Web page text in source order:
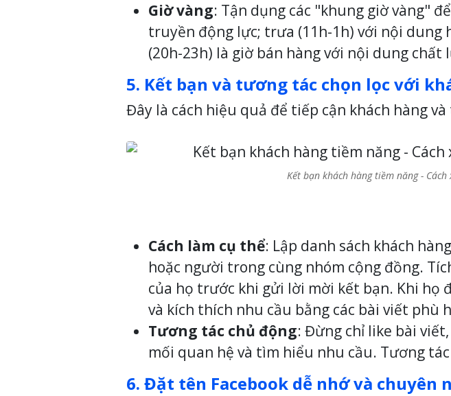
Giờ vàng: Tận dụng các "khung giờ vàng"
truyền động lực; trưa (11h-1h) với nội dung
(20h-23h) là giờ bán hàng với nội dung chất
5. Kết bạn và tương tác chọn lọc với
Đây là cách hiệu quả để tiếp cận khách hàng
Kết bạn khách hàng tiềm năng -
Cách làm cụ thể: Lập danh sách khách
hoặc người trong cùng nhóm cộng đồng.
của họ trước khi gửi lời mời kết bạn. Khi họ
và kích thích nhu cầu bằng các bài viết phù
Tương tác chủ động: Đừng chỉ like bài
mối quan hệ và tìm hiểu nhu cầu. Tương
6. Đặt tên Facebook dễ nhớ và chuyên